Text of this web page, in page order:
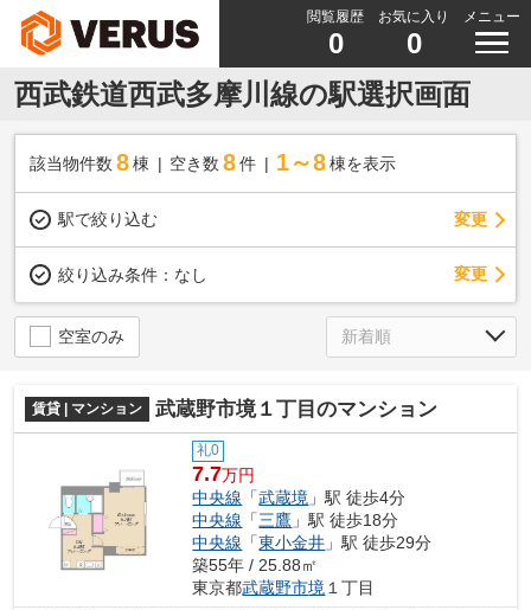
閲覧履歴
0
お気に入り
0
メニュー
西武鉄道西武多摩川線の駅選択画面
該当物件数 8棟 空き数 8 件 1～8 棟を表示
駅で絞り込む 変更
絞り込み条件： なし 変更
空室のみ
賃貸 | マンション 武蔵野市境１丁目のマンション
礼0
7.7万円
中央線 「武蔵境 」駅 徒歩4分
中央線 「三鷹 」駅 徒歩18分
中央線 「東小金井 」駅 徒歩29分
築55年 / 25.88㎡
東京都武蔵野市境１丁目